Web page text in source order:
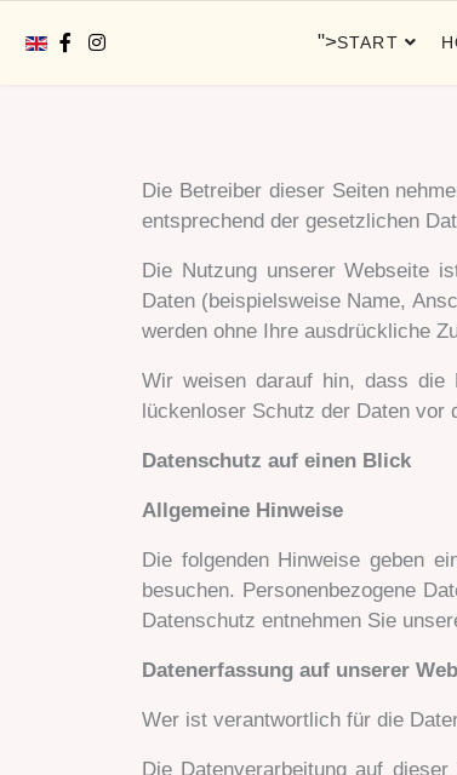
Sprache auswählen ">START
Die Betreiber dieser Seiten
entsprechend der gesetzlichen
Die Nutzung unserer Webseite
Daten (beispielsweise Name,
werden ohne Ihre ausdrückliche
Wir weisen darauf hin, dass die
lückenloser Schutz der Daten vor
Datenschutz auf einen Blick
Allgemeine Hinweise
Die folgenden Hinweise geben
besuchen. Personenbezogene
Datenschutz entnehmen Sie
Datenerfassung auf unserer
Wer ist verantwortlich für die
Die Datenverarbeitung auf